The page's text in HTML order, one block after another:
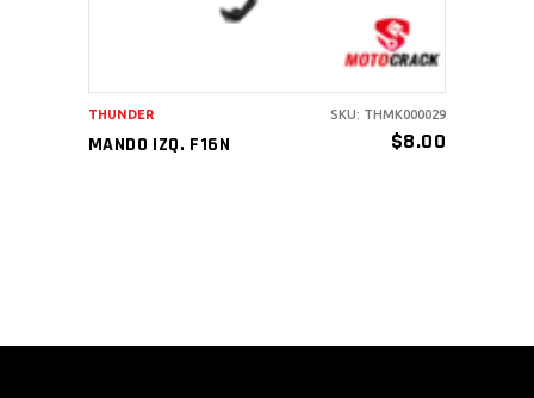
MANDO IZQ. F16N $8.00
THUNDER SKU: THMK000029